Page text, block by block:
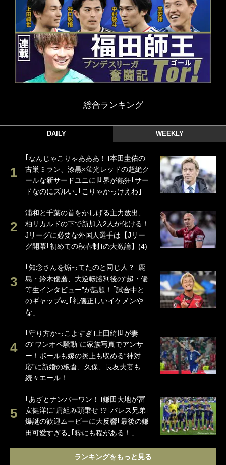
総合ランキング
DAILY WEEKLY
｢なんじゃこりゃあああ！｣本田圭佑の
古巣ミラン、漆黒×蛍光レッドの超絶ク
ールな新サードユニに世界が熱狂｢サー
ドなのにズルい｣｢こりゃかっけえわ｣
浦和と千葉の首をかしげる主力放出、
柏リカルドの下で新加入2人が化ける！
Jリーグに必要な外国人選手は【Jリー
グ開幕｢初めての秋春制｣の大激論】(4)
｢知念さんを煽ってたのと同じ人？｣鹿
島・鈴木優磨、大逆転勝利後の“超・優
等生インタビュー”が話題！｢試合中と
のギャップw｣｢礼儀正しいイケメンや
な」
｢守り方かっこよすぎ｣上田綺世が妻
の“ワンオペ騒動”に家族写真でアンサ
ー！ボールも嫁の炎上も収める“神対
応”に新婚の板倉、久保、長友夫妻も
続々エール！
｢あざとナンバーワン！｣鎌田大地が冨
安健洋に“肩組み頭乗せ”!?｢パレス兄弟｣
爆誕の歓迎ムービーに大反響｢最後の鎌
田可愛すぎる｣｢粋にも程がある！」
ランキングをもっと見る